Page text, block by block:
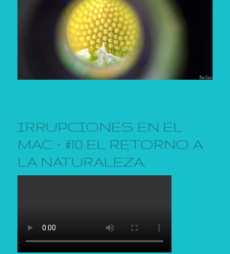
IRRUPCIONES EN EL
MAC – #10 EL RETORNO A
LA NATURALEZA.